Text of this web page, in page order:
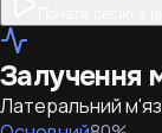
Залучення
Латеральний